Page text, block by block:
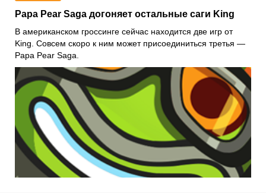
Papa Pear Saga догоняет остальные саги King
В американском гроссинге сейчас находится две игр от
King. Совсем скоро к ним может присоединиться третья —
Papa Pear Saga.